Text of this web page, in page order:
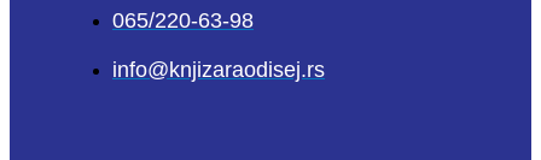
065/220-63-98
info@knjizaraodisej.rs